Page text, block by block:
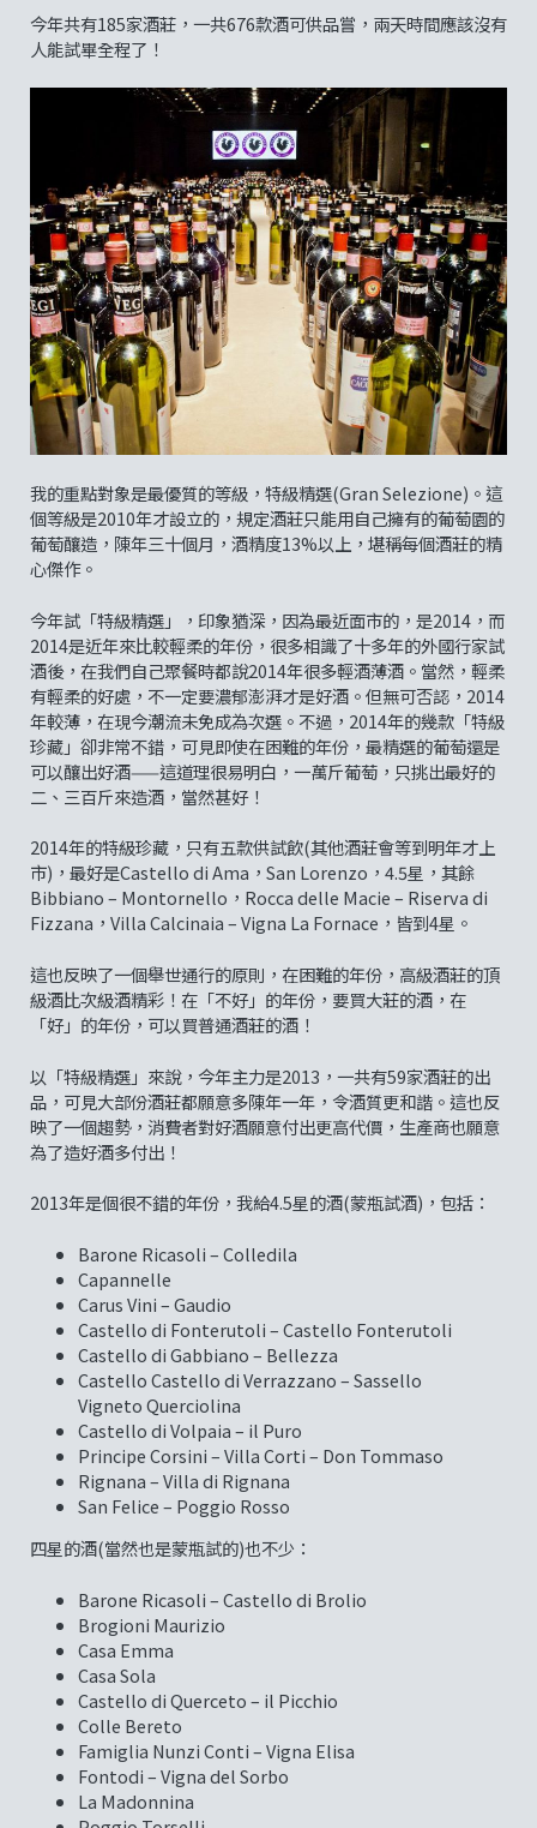
今年共有185家酒莊，一共676款酒可供品嘗，兩天時間應該沒有
人能試畢全程了！
我的重點對象是最優質的等級，特級精選(Gran Selezione)。這
個等級是2010年才設立的，規定酒莊只能用自己擁有的葡萄園的
葡萄釀造，陳年三十個月，酒精度13%以上，堪稱每個酒莊的精
心傑作。
今年試「特級精選」，印象猶深，因為最近面市的，是2014，而
2014是近年來比較輕柔的年份，很多相識了十多年的外國行家試
酒後，在我們自己聚餐時都說2014年很多輕酒薄酒。當然，輕柔
有輕柔的好處，不一定要濃郁澎湃才是好酒。但無可否認，2014
年較薄，在現今潮流未免成為次選。不過，2014年的幾款「特級
珍藏」卻非常不錯，可見即使在困難的年份，最精選的葡萄還是
可以釀出好酒——這道理很易明白，一萬斤葡萄，只挑出最好的
二、三百斤來造酒，當然甚好！
2014年的特級珍藏，只有五款供試飲(其他酒莊會等到明年才上
市)，最好是Castello di Ama，San Lorenzo，4.5星，其餘
Bibbiano – Montornello，Rocca delle Macie – Riserva di
Fizzana，Villa Calcinaia – Vigna La Fornace，皆到4星。
這也反映了一個舉世通行的原則，在困難的年份，高級酒莊的頂
級酒比次級酒精彩！在「不好」的年份，要買大莊的酒，在
「好」的年份，可以買普通酒莊的酒！
以「特級精選」來說，今年主力是2013，一共有59家酒莊的出
品，可見大部份酒莊都願意多陳年一年，令酒質更和諧。這也反
映了一個趨勢，消費者對好酒願意付出更高代價，生產商也願意
為了造好酒多付出！
2013年是個很不錯的年份，我給4.5星的酒(蒙瓶試酒)，包括：
Barone Ricasoli – Colledila
Capannelle
Carus Vini – Gaudio
Castello di Fonterutoli – Castello Fonterutoli
Castello di Gabbiano – Bellezza
Castello Castello di Verrazzano – Sassello
Vigneto Querciolina
Castello di Volpaia – il Puro
Principe Corsini – Villa Corti – Don Tommaso
Rignana – Villa di Rignana
San Felice – Poggio Rosso
四星的酒(當然也是蒙瓶試的)也不少：
Barone Ricasoli – Castello di Brolio
Brogioni Maurizio
Casa Emma
Casa Sola
Castello di Querceto – il Picchio
Colle Bereto
Famiglia Nunzi Conti – Vigna Elisa
Fontodi – Vigna del Sorbo
La Madonnina